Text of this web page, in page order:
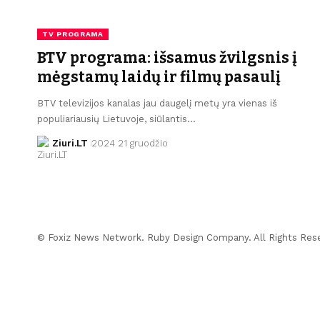
TV PROGRAMA
BTV programa: išsamus žvilgsnis į
mėgstamų laidų ir filmų pasaulį
BTV televizijos kanalas jau daugelį metų yra vienas iš
populiariausių Lietuvoje, siūlantis…
Ziuri.LT 2024 21 gruodžio
© Foxiz News Network. Ruby Design Company. All Rights